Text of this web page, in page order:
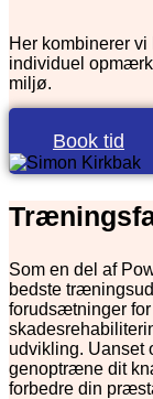
Her kombinerer
individuel
miljø.
Book tid
Som en del af
bedste
forudsætninger
udvikling. Uanset
genoptræne dit
forbedre din